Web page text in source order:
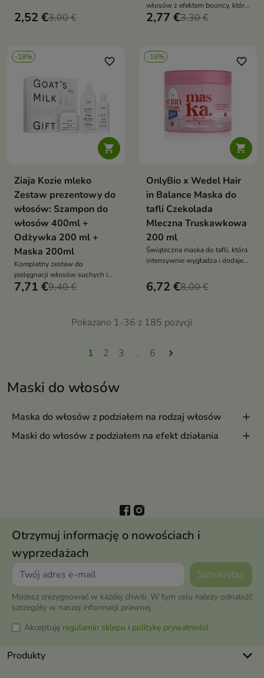
Maski do włosów
Maska do włosów z podziałem na rodzaj włosów
Maski do włosów z podziałem na efekt działania
2,52 €3,00 €
włosów z efektem bouncy, która
nadaje pasmom sprężystość,
2,77 €3,30 €
-18%

favorite_border
Ziaja Kozie mleko
Zestaw prezentowy do
włosów: Szampon do
włosów 400ml +
Odżywka 200 ml +
Maska 200ml
Kompletny zestaw do
pielęgnacji włosów suchych i
zniszczonych, który intensywnie
7,71 €9,40 €
-16%

favorite_border
OnlyBio x Wedel Hair
in Balance Maska do
tafli Czekolada
Mleczna Truskawkowa
200 ml
Świąteczna maska do tafli, która
intensywnie wygładza i dodaje
słodkim zapachu mlecznej
truskawki
6,72 €8,00 €
Pokazano 1-36 z 185 pozycji
1 2 3 … 6 
Otrzymuj informację o nowościach i
wyprzedażach
Możesz zrezygnować w każdej chwili. W tym celu należy odnaleźć
szczegóły w naszej informacji prawnej.
Akceptuję regulamin sklepu i politykę prywatności.
Produkty
keyboard_arrow_down